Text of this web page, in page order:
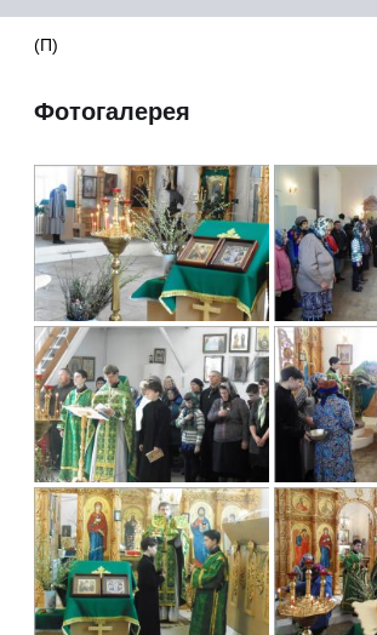
(П)
Фотогалерея